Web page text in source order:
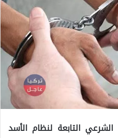
التابعة لنظام الأسد